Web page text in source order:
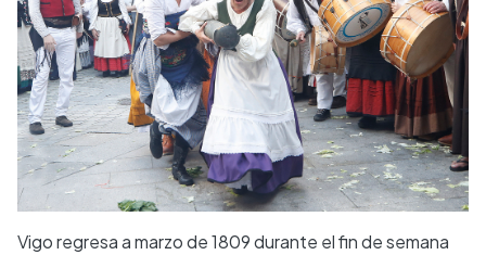
Vigo regresa a marzo de 1809 durante el fin de semana